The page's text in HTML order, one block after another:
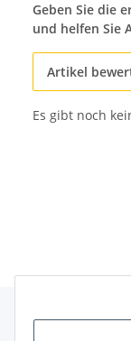
Geben Sie die
und helfen Sie
Artikel
Es gibt noch